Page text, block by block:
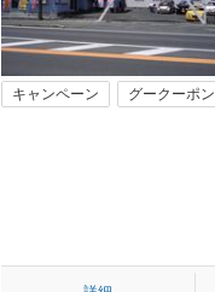
キャンペーン グークーポン